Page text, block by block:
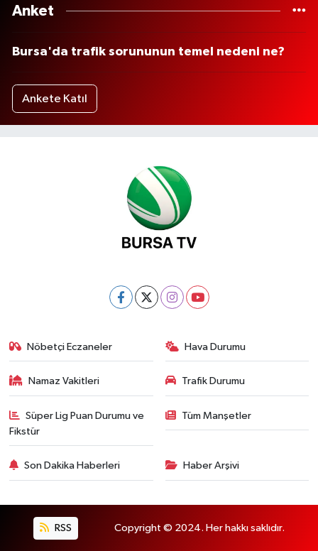
Anket
Bursa'da trafik sorununun temel nedeni ne?
Ankete Katıl
Nöbetçi Eczaneler Hava Durumu
Namaz Vakitleri Trafik Durumu
Süper Lig Puan Durumu ve
Fikstür
Tüm Manşetler
Son Dakika Haberleri Haber Arşivi
RSS Copyright © 2024. Her hakkı saklıdır.